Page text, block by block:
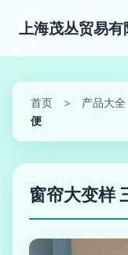
上海茂丛贸易有
首页 > 产品大全
便
窗帘大变样